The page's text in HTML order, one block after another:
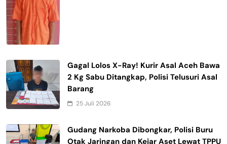
Gagal Lolos X-Ray! Kurir Asal Aceh Bawa
2 Kg Sabu Ditangkap, Polisi Telusuri Asal
Barang
25 Juli 2026
Gudang Narkoba Dibongkar, Polisi Buru
Otak Jaringan dan Kejar Aset Lewat TPPU